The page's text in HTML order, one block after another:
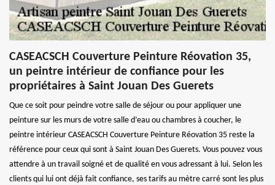
CASEACSCH Couverture Peinture Réovation 35,
un peintre intérieur de confiance pour les
propriétaires à Saint Jouan Des Guerets
Que ce soit pour peindre votre salle de séjour ou pour appliquer une
peinture sur les murs de votre salle d’eau ou chambres à coucher, le
peintre intérieur CASEACSCH Couverture Peinture Réovation 35 reste la
référence pour ceux qui sont à Saint Jouan Des Guerets. Vous pouvez vous
attendre à un travail soigné et de qualité en vous adressant à lui. Selon les
clients qui lui ont déjà fait confiance, ses tarifs au mètre carré sont les plus